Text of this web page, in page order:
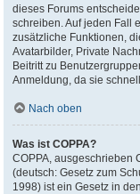
dieses Forums
schreiben. Auf jeden Fall
zusätzliche Funktionen,
Avatarbilder, Private
Beitritt zu
Anmeldung, da sie
Nach oben
Was ist COPPA?
COPPA, ausgeschrieben
(deutsch: Gesetz zum
1998) ist ein Gesetz in